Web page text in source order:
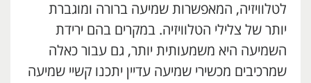
לטלוויזיה, המאפשרות שמיעה ברורה ומוגברת
יותר של צלילי הטלוויזיה. במקרים בהם ירידת
השמיעה היא משמעותית יותר, גם עבור כאלה
שמרכיבים מכשירי שמיעה עדיין יתכנו קשיי שמיעה